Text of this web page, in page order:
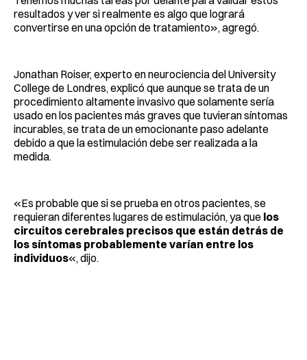
resultados y ver si realmente es algo que logrará
convertirse en una opción de tratamiento», agregó.
Jonathan Roiser, experto en neurociencia del University
College de Londres, explicó que aunque se trata de un
procedimiento altamente invasivo que solamente sería
usado en los pacientes más graves que tuvieran síntomas
incurables, se trata de un emocionante paso adelante
debido a que la estimulación debe ser realizada a la
medida.
«Es probable que si se prueba en otros pacientes, se
requieran diferentes lugares de estimulación, ya que los
circuitos cerebrales precisos que están detrás de
los síntomas probablemente varían entre los
individuos«, dijo.